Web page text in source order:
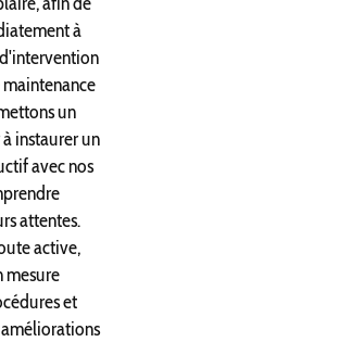
à
un
instaurer un
avec nos
attentes.
active,
mesure
et